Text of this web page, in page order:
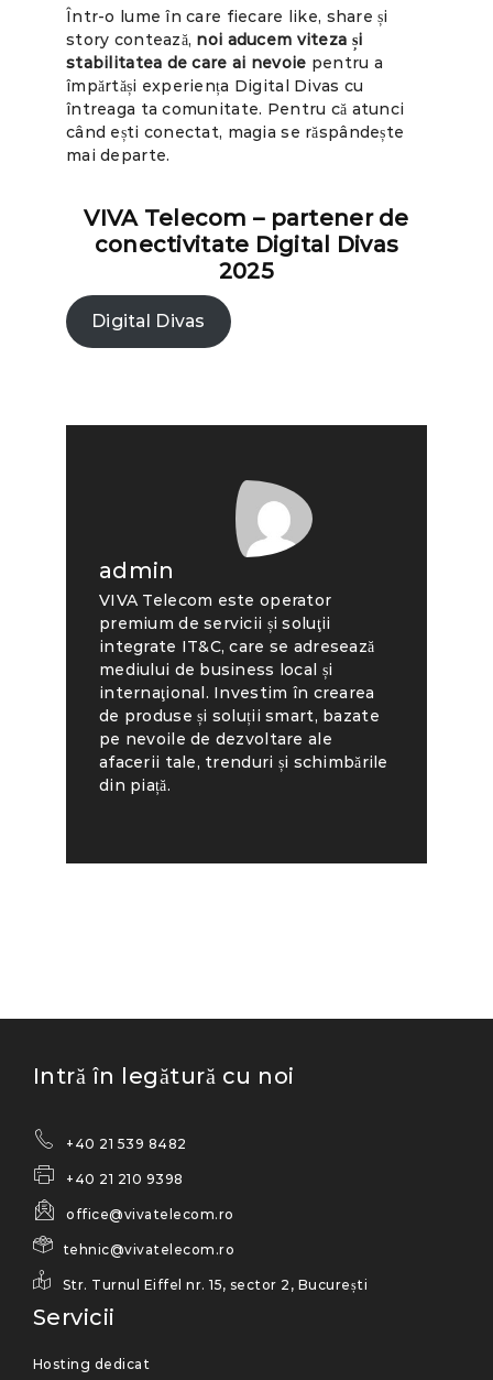
Într-o lume în care fiecare like, share și
story contează, noi aducem viteza și
stabilitatea de care ai nevoie pentru a
împărtăși experiența Digital Divas cu
întreaga ta comunitate. Pentru că atunci
când ești conectat, magia se răspândește
mai departe.
VIVA Telecom – partener de
conectivitate Digital Divas
2025
Digital Divas
admin
VIVA Telecom este operator
premium de servicii și soluţii
integrate IT&C, care se adresează
mediului de business local și
internaţional. Investim în crearea
de produse și soluții smart, bazate
pe nevoile de dezvoltare ale
afacerii tale, trenduri și schimbările
din piață.
Intră în legătură cu noi
+40 21 539 8482
+40 21 210 9398
office@vivatelecom.ro
tehnic@vivatelecom.ro
Str. Turnul Eiffel nr. 15, sector 2, București
Servicii
Hosting dedicat